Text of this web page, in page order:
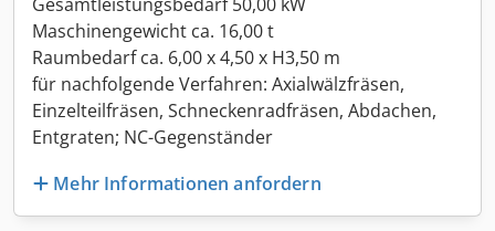
Maschinengewicht ca. 16,00 t
Raumbedarf ca. 6,00 x 4,50 x H3,50 m
für nachfolgende Verfahren: Axialwälzfräsen,
Einzelteilfräsen, Schneckenradfräsen, Abdachen,
Entgraten; NC-Gegenständer
Mehr Informationen anfordern